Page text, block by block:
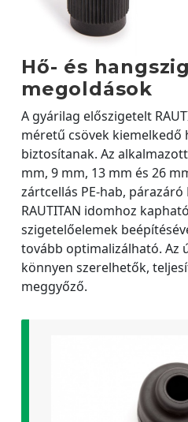
Hő- és
megoldások
A gyárilag előszigetelt
méretű csövek kiemelkedő
biztosítanak. Az
mm, 9 mm, 13 mm és 26
zártcellás PE-hab, párazáró
RAUTITAN idomhoz
szigetelőelemek
tovább optimalizálható. Az
könnyen szerelhetők,
meggyőző.